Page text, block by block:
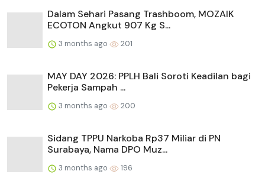
Dalam Sehari Pasang Trashboom, MOZAIK
ECOTON Angkut 907 Kg S...
3 months ago 201
MAY DAY 2026: PPLH Bali Soroti Keadilan bagi
Pekerja Sampah ...
3 months ago 200
Sidang TPPU Narkoba Rp37 Miliar di PN
Surabaya, Nama DPO Muz...
3 months ago 196